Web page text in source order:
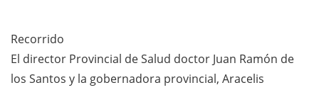
Recorrido
El director Provincial de Salud doctor Juan Ramón de
los Santos y la gobernadora provincial, Aracelis